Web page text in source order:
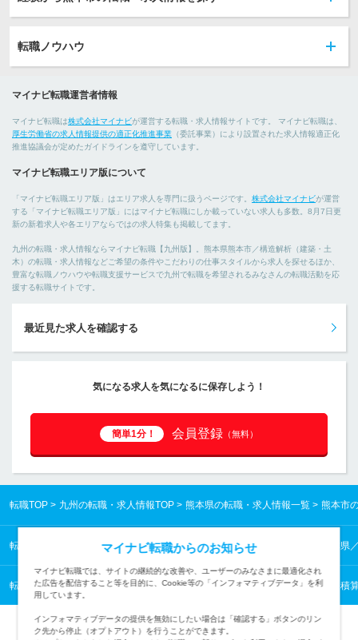
転職ノウハウ
マイナビ転職運営者情報
マイナビ転職は株式会社マイナビが運営する転職・求人情報サイトです。 マイナビ転職は、
厚生労働省の求人情報提供の適正化推進事業 （委託事業）により設置された求人情報適正化
推進協議会が定めたガイドラインを遵守しています。
マイナビ転職エリア版について
「マイナビ転職エリア版」はエリア求人を専門に扱うページです。 株式会社マイナビが運営
する「マイナビ転職エリア版」にはマイナビ転職にしか載っていない求人も多数。8月7日更
新の新着求人や各エリアならではの求人特集も掲載してます。
九州の転職・求人情報ならマイナビ転職【九州版】。熊本県熊本市／構造解析（建築・土
木）の転職・求人情報などご希望の条件やこだわりの仕事スタイルから求人を探せるほか、
豊富な転職ノウハウや転職支援サービスで九州で転職を希望されるみなさんの転職活動を応
援する転職サイトです。
最近見た求人を確認する
気になる求人を気になるに保存しよう！
簡単1分！ 会員登録 （無料）
転職TOP 九州の転職・求人情報TOP 熊本県の転職・求人情報一覧 熊本市
転職TOP 九州の転職・求人情報TOP 熊本県の転職・求人情報一覧 熊本県
転職TOP 建築・土木から探す 建築・土木の転職・求人情報一覧 設計・積
マイナビ転職からのお知らせ
マイナビ転職では、サイトの継続的な改善や、ユーザーのみなさまに最適化され
た広告を配信すること等を目的に、Cookie等の「インフォマティブデータ」を利
用しています。
インフォマティブデータの提供を無効にしたい場合は「確認する」ボタンのリン
ク先から停止（オプトアウト）を行うことができます。